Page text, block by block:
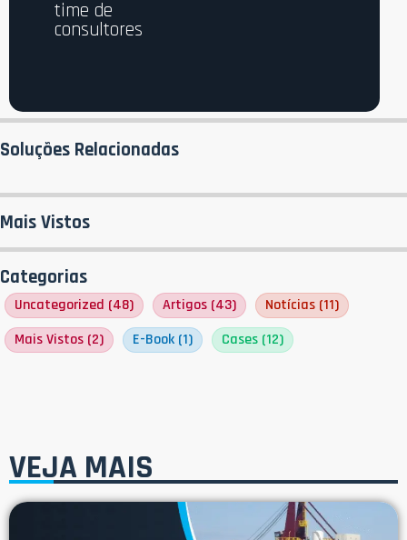
time de
consultores
Soluções Relacionadas
Mais Vistos
Categorias
Uncategorized (48) Artigos (43) Notícias (11)
Mais Vistos (2) E-Book (1) Cases (12)
VEJA MAIS